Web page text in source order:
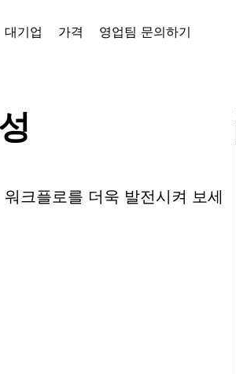
대기업 가격 영업팀 문의하기
크플로를 더욱 발전시켜 보세